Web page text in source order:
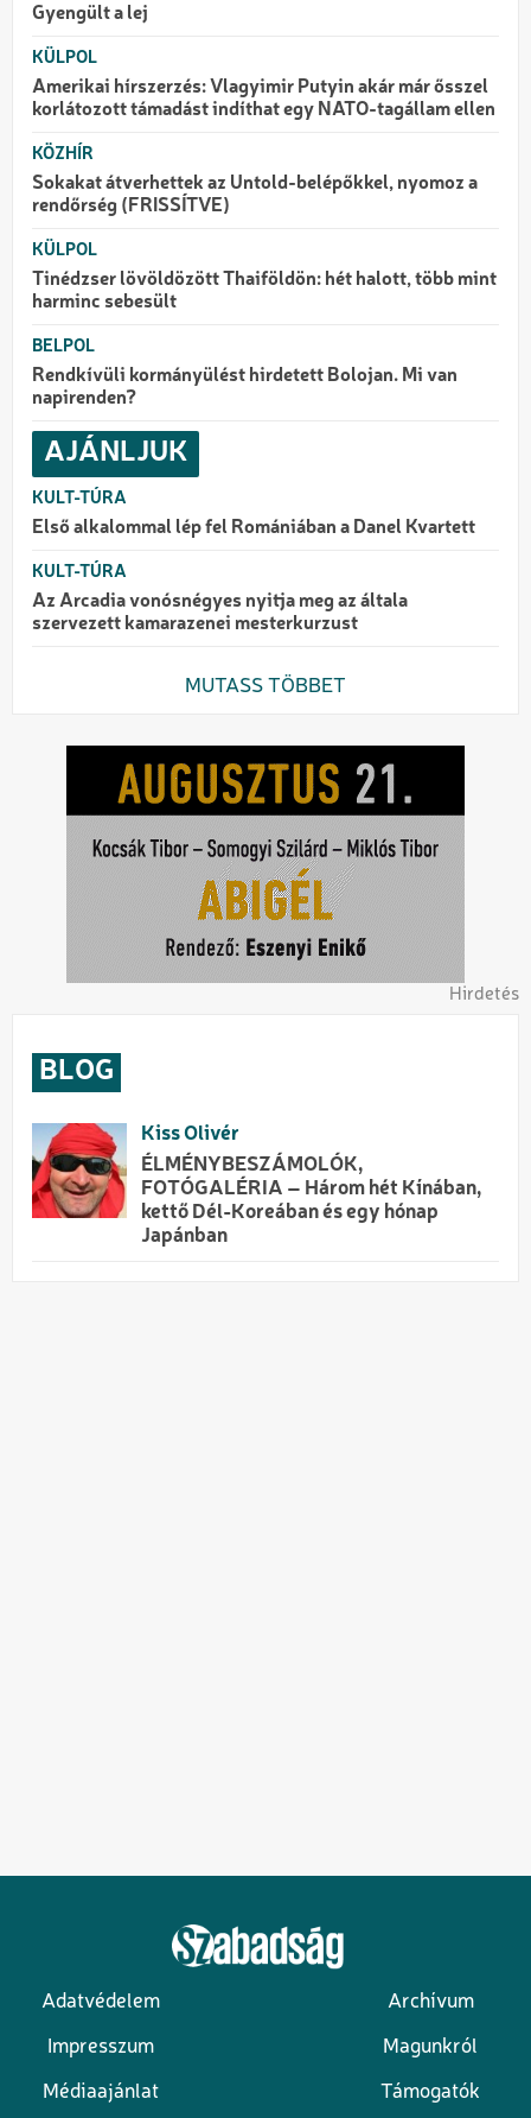
Gyengült a lej
KÜLPOL
Amerikai hírszerzés: Vlagyimir Putyin akár már ősszel
korlátozott támadást indíthat egy NATO-tagállam ellen
KÖZHÍR
Sokakat átverhettek az Untold-belépőkkel, nyomoz a
rendőrség (FRISSÍTVE)
KÜLPOL
Tinédzser lövöldözött Thaiföldön: hét halott, több mint
harminc sebesült
BELPOL
Rendkívüli kormányülést hirdetett Bolojan. Mi van
napirenden?
AJÁNLJUK
KULT-TÚRA
Első alkalommal lép fel Romániában a Danel Kvartett
KULT-TÚRA
Az Arcadia vonósnégyes nyitja meg az általa
szervezett kamarazenei mesterkurzust
MUTASS TÖBBET
Hirdetés
BLOG
Kiss Olivér
ÉLMÉNYBESZÁMOLÓK,
FOTÓGALÉRIA – Három hét Kínában,
kettő Dél-Koreában és egy hónap
Japánban
Lábléc
Adatvédelem Archívum
Impresszum Magunkról
Médiaajánlat Támogatók